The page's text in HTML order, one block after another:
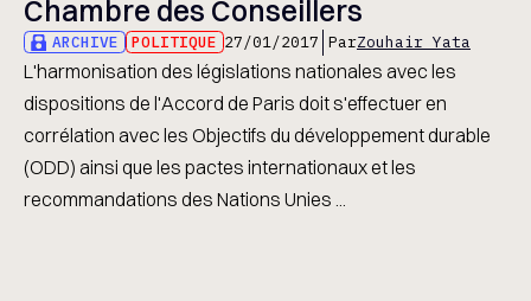
Chambre des Conseillers
ARCHIVE POLITIQUE 27/01/2017 ParZouhair Yata
L'harmonisation des législations nationales avec les
dispositions de l'Accord de Paris doit s'effectuer en
corrélation avec les Objectifs du développement durable
(ODD) ainsi que les pactes internationaux et les
recommandations des Nations Unies ...